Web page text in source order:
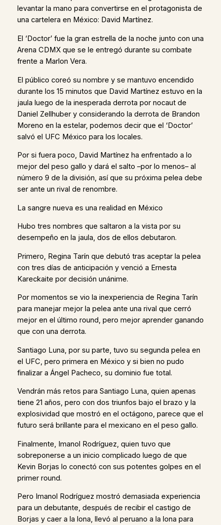
levantar la mano para convertirse en el protagonista de
una cartelera en México: David Martínez.
El ‘Doctor’ fue la gran estrella de la noche junto con una
Arena CDMX que se le entregó durante su combate
frente a Marlon Vera.
El público coreó su nombre y se mantuvo encendido
durante los 15 minutos que David Martínez estuvo en la
jaula luego de la inesperada derrota por nocaut de
Daniel Zellhuber y considerando la derrota de Brandon
Moreno en la estelar, podemos decir que el ‘Doctor’
salvó el UFC México para los locales.
Por si fuera poco, David Martínez ha enfrentado a lo
mejor del peso gallo y dará el salto –por lo menos– al
número 9 de la división, así que su próxima pelea debe
ser ante un rival de renombre.
La sangre nueva es una realidad en México
Hubo tres nombres que saltaron a la vista por su
desempeño en la jaula, dos de ellos debutaron.
Primero, Regina Tarín que debutó tras aceptar la pelea
con tres días de anticipación y venció a Ernesta
Kareckaite por decisión unánime.
Por momentos se vio la inexperiencia de Regina Tarín
para manejar mejor la pelea ante una rival que cerró
mejor en el último round, pero mejor aprender ganando
que con una derrota.
Santiago Luna, por su parte, tuvo su segunda pelea en
el UFC, pero primera en México y si bien no pudo
finalizar a Ángel Pacheco, su dominio fue total.
Vendrán más retos para Santiago Luna, quien apenas
tiene 21 años, pero con dos triunfos bajo el brazo y la
explosividad que mostró en el octágono, parece que el
futuro será brillante para el mexicano en el peso gallo.
Finalmente, Imanol Rodríguez, quien tuvo que
sobreponerse a un inicio complicado luego de que
Kevin Borjas lo conectó con sus potentes golpes en el
primer round.
Pero Imanol Rodríguez mostró demasiada experiencia
para un debutante, después de recibir el castigo de
Borjas y caer a la lona, llevó al peruano a la lona para